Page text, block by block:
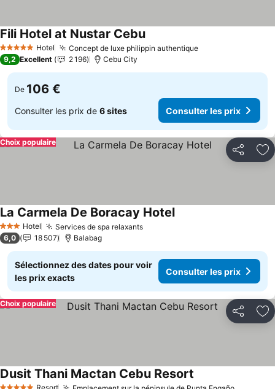
5 Étoiles Hotel Concept de luxe philippin authentiqueConsulter les
Fili Hotel at Nustar CebuConsulter les prix
9,2 Excellent 2 196 Cebu City
De 106 €
Consulter les prix de 6 sites Consulter les prix
Partager
Choix populaire
3 ÉtoilesHotel Services de spa relaxantsConsulter les prix
La Carmela De Boracay HotelConsulter les prix
6,0 18 507 Balabag
Sélectionnez des dates pour voir
les prix exacts
Consulter les prix
Partager
Choix populaire
Resort
Dusit Thani Mactan Cebu Resort